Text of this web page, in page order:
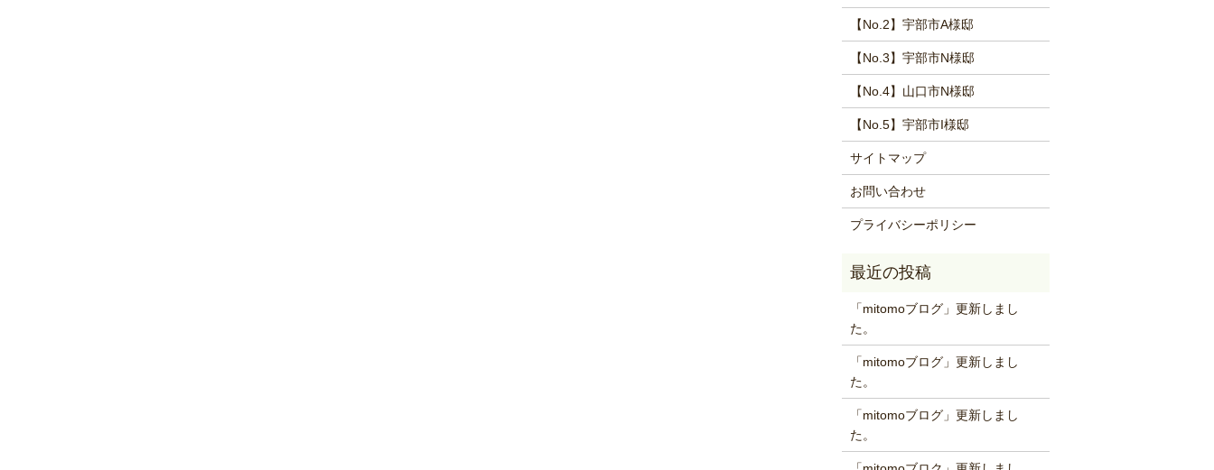
【No.2】宇部市A様邸
【No.3】宇部市N様邸
【No.4】山口市N様邸
【No.5】宇部市I様邸
サイトマップ
お問い合わせ
プライバシーポリシー
「mitomoブログ」更新しまし
た。
「mitomoブログ」更新しまし
た。
「mitomoブログ」更新しまし
た。